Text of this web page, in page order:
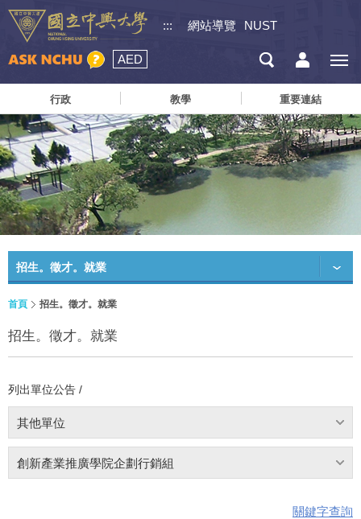
::: 網站導覽 NUST
AED
行政 教學 重要連結
招生。徵才。就業
首頁 招生。徵才。就業
招生。徵才。就業
列出單位公告 /
其他單位
創新產業推廣學院企劃行銷組
關鍵字查詢